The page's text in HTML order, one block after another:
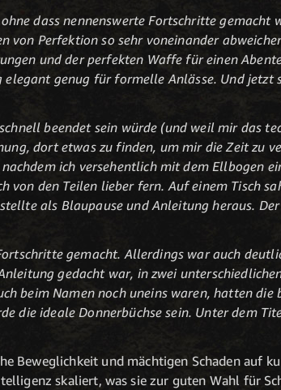
dass nennenswerte Fortschritte gemacht
von Perfektion so sehr voneinander
und der perfekten Waffe für einen
genug für formelle Anlässe. Und jetzt
beendet sein würde (und weil mir das
dort etwas zu finden, um mir die Zeit zu
ich versehentlich mit dem Ellbogen
den Teilen lieber fern. Auf einem Tisch
als Blaupause und Anleitung heraus.
gemacht. Allerdings war auch
gedacht war, in zwei
beim Namen noch uneins waren, hatten die
die ideale Donnerbüchse sein. Unter dem
Beweglichkeit und mächtigen Schaden auf
skaliert, was sie zur guten Wahl für